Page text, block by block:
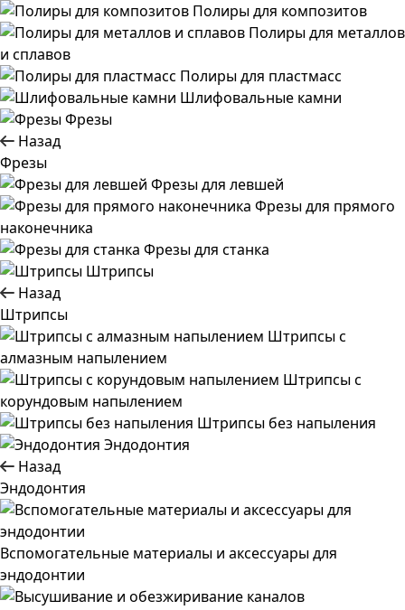
Полиры для композитов
Полиры для металлов
и сплавов
Полиры для пластмасс
Шлифовальные камни
Фрезы
Назад
Фрезы
Фрезы для левшей
Фрезы для прямого
наконечника
Фрезы для станка
Штрипсы
Назад
Штрипсы
Штрипсы c
алмазным напылением
Штрипсы c
корундовым напылением
Штрипсы без напыления
Эндодонтия
Назад
Эндодонтия
Вспомогательные материалы и аксессуары для
эндодонтии